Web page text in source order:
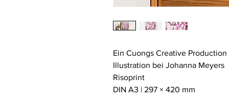
Ein Cuongs Creative Production
Illustration bei Johanna Meyers
Risoprint
DIN A3 | 297 × 420 mm